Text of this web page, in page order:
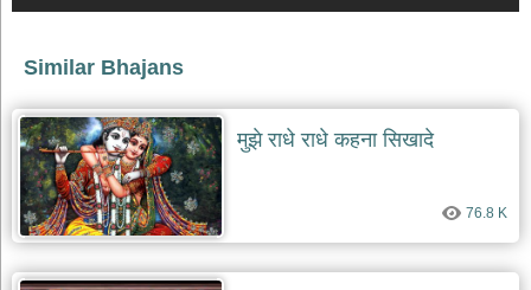
भक्ति
patriotic
bhajans
खाटू
श्याम
भजन
khatu
bhajans
Similar Bhajans
मुझे राधे राधे कहना सिखादे
76.8 K